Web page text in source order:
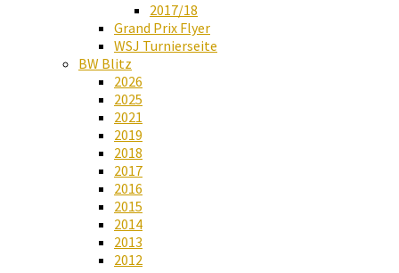
2017/18
Grand Prix Flyer
WSJ Turnierseite
BW Blitz
2026
2025
2021
2019
2018
2017
2016
2015
2014
2013
2012